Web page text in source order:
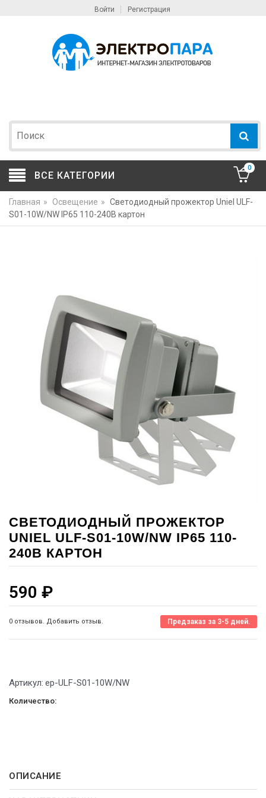
Войти Регистрация
ВСЕ КАТЕГОРИИ
0
Главная » Освещение » Светодиодный прожектор Uniel ULF-
S01-10W/NW IP65 110-240В картон
СВЕТОДИОДНЫЙ ПРОЖЕКТОР
UNIEL ULF-S01-10W/NW IP65 110-
240В КАРТОН
590 ₽
0 отзывов. Добавить отзыв. Предзаказ за 3-5 дней.
Артикул: ep-ULF-S01-10W/NW
Количество:
ОПИСАНИЕ